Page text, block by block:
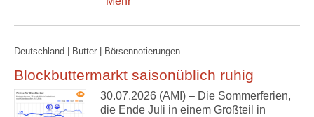
Deutschland | Butter | Börsennotierungen
Blockbuttermarkt saisonüblich ruhig
30.07.2026 (AMI) – Die Sommerferien,
die Ende Juli in einem Großteil in